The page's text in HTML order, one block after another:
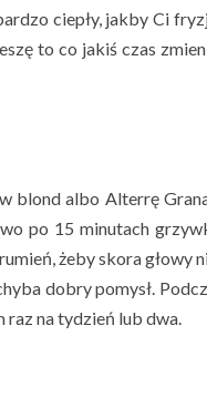
ciepły, jakby Ci
to co jakiś czas
blond albo Alterrę
po 15 minutach
żeby skora głowy
dobry pomysł.
raz na tydzień lub dwa.